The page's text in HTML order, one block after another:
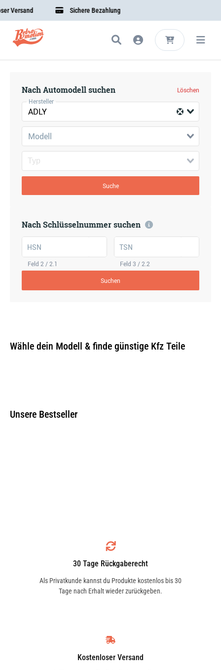
Versand Sichere Bezahlung
Nach Automodell suchen
Löschen
Hersteller
ADLY
Modell
Suche
Nach Schlüsselnummer suchen
HSN
Feld 2 / 2.1
TSN
Feld 3 / 2.2
Suchen
Wähle dein Modell & finde günstige Kfz Teile
Unsere Bestseller
30 Tage Rückgaberecht
Als Privatkunde kannst du Produkte kostenlos bis 30
Tage nach Erhalt wieder zurückgeben.
Kostenloser Versand